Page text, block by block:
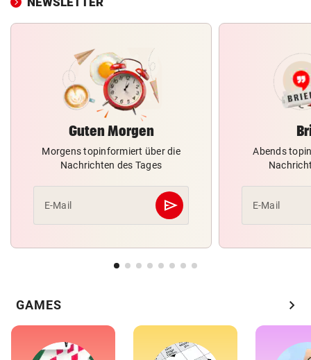
Guten Morgen
Morgens topinformiert über die
Nachrichten des Tages
E-Mail send
Abschicken
Abends
E-Mail
GAMES chevron_right